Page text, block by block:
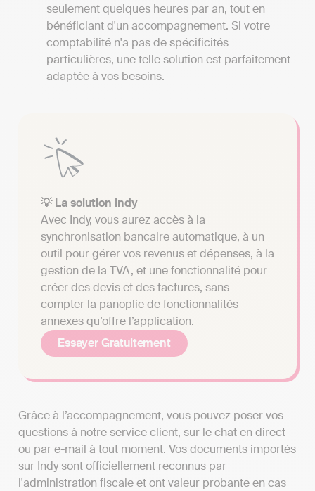
seulement quelques heures par an, tout en
bénéficiant d'un accompagnement. Si votre
comptabilité n'a pas de spécificités
particulières, une telle solution est parfaitement
adaptée à vos besoins.
💡 La solution Indy
Avec Indy, vous aurez accès à la
synchronisation bancaire automatique, à un
outil pour gérer vos revenus et dépenses, à la
gestion de la TVA, et une fonctionnalité pour
créer des devis et des factures, sans
compter la panoplie de fonctionnalités
annexes qu’offre l’application.
Essayer Gratuitement
Grâce à l’accompagnement, vous pouvez poser vos
questions à notre service client, sur le chat en direct
ou par e-mail à tout moment. Vos documents importés
sur Indy sont officiellement reconnus par
l'administration fiscale et ont valeur probante en cas